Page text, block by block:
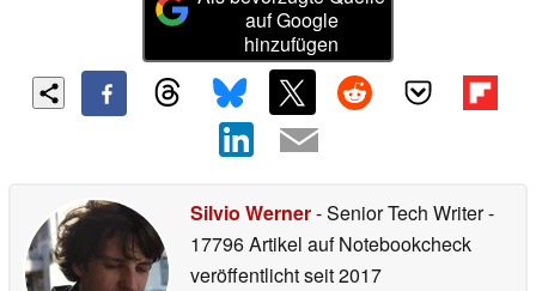
auf Google
hinzufügen
Silvio Werner- Senior Tech Writer-
17796 Artikel auf Notebookcheck
veröffentlichtseit 2017